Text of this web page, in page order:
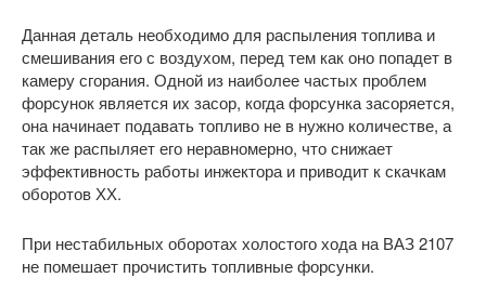
Данная деталь необходимо для распыления топлива и
смешивания его с воздухом, перед тем как оно попадет в
камеру сгорания. Одной из наиболее частых проблем
форсунок является их засор, когда форсунка засоряется,
она начинает подавать топливо не в нужно количестве, а
так же распыляет его неравномерно, что снижает
эффективность работы инжектора и приводит к скачкам
оборотов ХХ.
При нестабильных оборотах холостого хода на ВАЗ 2107
не помешает прочистить топливные форсунки.